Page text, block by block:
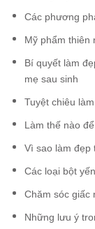
Các phương
Mỹ phẩm thiên
Bí quyết làm
mẹ sau sinh
Tuyệt chiêu
Làm thế nào
Vì sao làm đẹp
Các loại bột
Chăm sóc giấc
Những lưu ý